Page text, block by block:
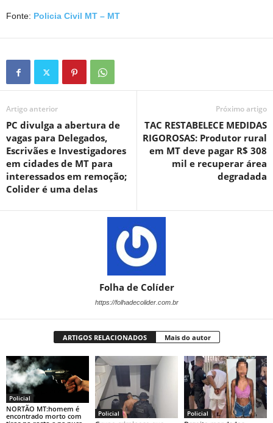
Fonte: Policia Civil MT – MT
Artigo anterior
PC divulga a abertura de
vagas para Delegados,
Escrivães e Investigadores
em cidades de MT para
interessados em remoção;
Colider é uma delas
Próximo artigo
TAC RESTABELECE MEDIDAS
RIGOROSAS: Produtor rural
em MT deve pagar R$ 308
mil e recuperar área
degradada
Folha de Colíder
https://folhadecolider.com.br
ARTIGOS RELACIONADOS Mais do autor
Policial
NORTÃO MT:homem é
encontrado morto com
Policial Policial